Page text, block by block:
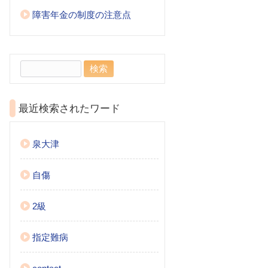
障害年金の制度の注意点
最近検索されたワード
泉大津
自傷
2級
指定難病